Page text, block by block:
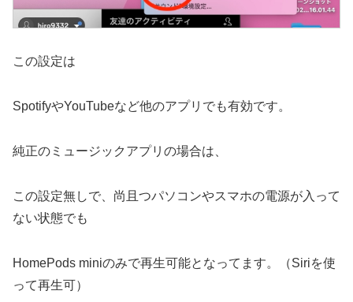
この設定は
SpotifyやYouTubeなど他のアプリでも有効です。
純正のミュージックアプリの場合は、
この設定無しで、尚且つパソコンやスマホの電源が入って
ない状態でも
HomePods miniのみで再生可能となってます。（Siriを使
って再生可）